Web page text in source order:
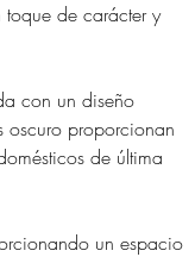
de carácter y
con un diseño
oscuro proporcionan
de última
un espacio